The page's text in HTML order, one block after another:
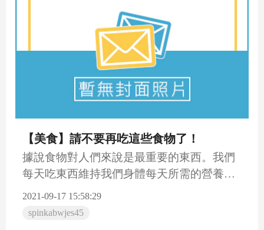
【美食】請不要再吃這些食物了！
據說食物對人們來說是最重要的東西。我們
每天吃東西維持我們身體每天所需的營養，
支持我們器官的正常運行。...
2021-09-17 15:58:29
spinkabwjes45